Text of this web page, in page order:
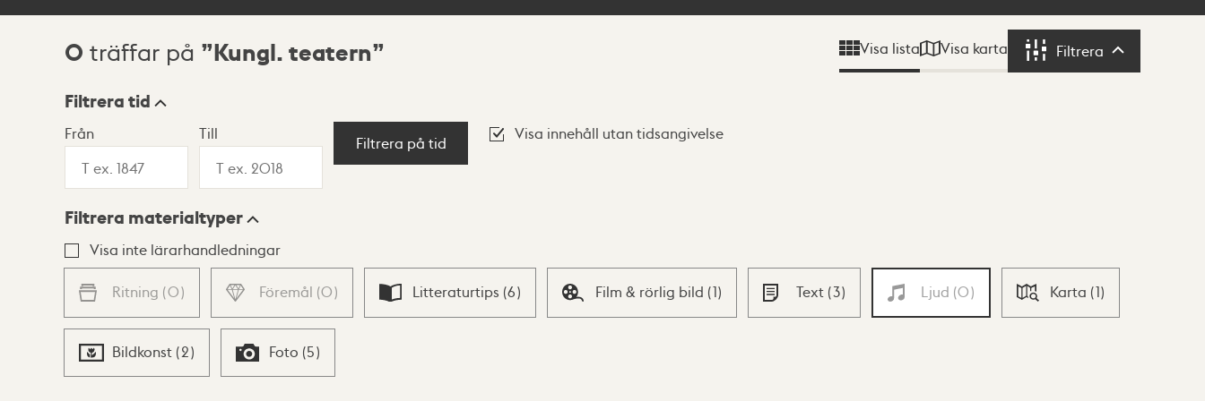
Sökresultat
0 träffar på Kungl. teatern Visa lista Visa karta Filtrera Filtrera
Visningsläge
Lista Karta
Filtrera tid
Från Till
Filtrera på tid
Visa innehåll utan tidsangivelse
Filtrera materialtyper
Visa inte lärarhandledningar
Ritning (0) Föremål (0) Litteraturtips (6) Film & rörlig bild (1) Text (3) Ljud (0) Karta (1)
Bildkonst (2) Foto (5)